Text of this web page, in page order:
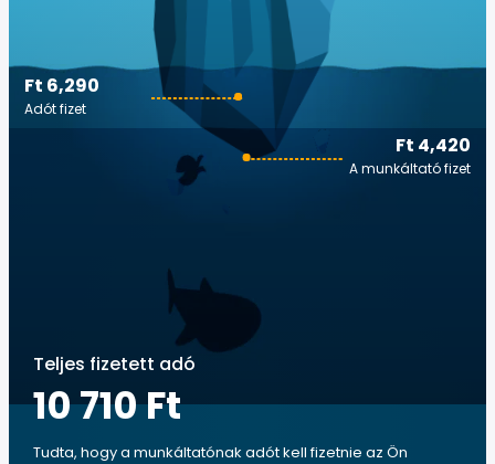
Ft 4,420
A munkáltató fizet
Ft 6,290
Adót fizet
Teljes fizetett adó
10 710 Ft
Tudta, hogy a munkáltatónak adót kell fizetnie az Ön